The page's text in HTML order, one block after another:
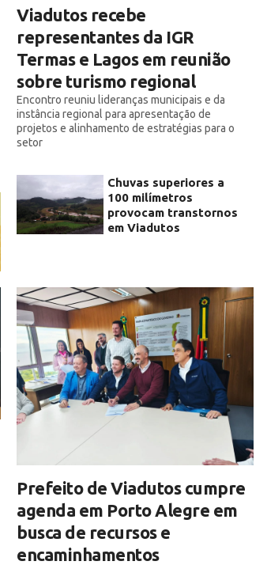
Viadutos recebe
representantes da IGR
Termas e Lagos em reunião
sobre turismo regional
Encontro reuniu lideranças municipais e da
instância regional para apresentação de
projetos e alinhamento de estratégias para o
setor
Chuvas superiores a
100 milímetros
provocam transtornos
em Viadutos
Prefeito de Viadutos cumpre
agenda em Porto Alegre em
busca de recursos e
encaminhamentos